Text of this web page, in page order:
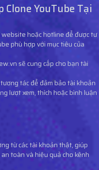
Clone YouTube Tại
hoặc hotline để được tư
phù hợp với mục tiêu của
sẽ cung cấp cho bạn tài
tác để đảm bảo tài khoản
lượt xem, thích hoặc bình luận
từ các tài khoản thật, giúp
toàn và hiệu quả cho kênh